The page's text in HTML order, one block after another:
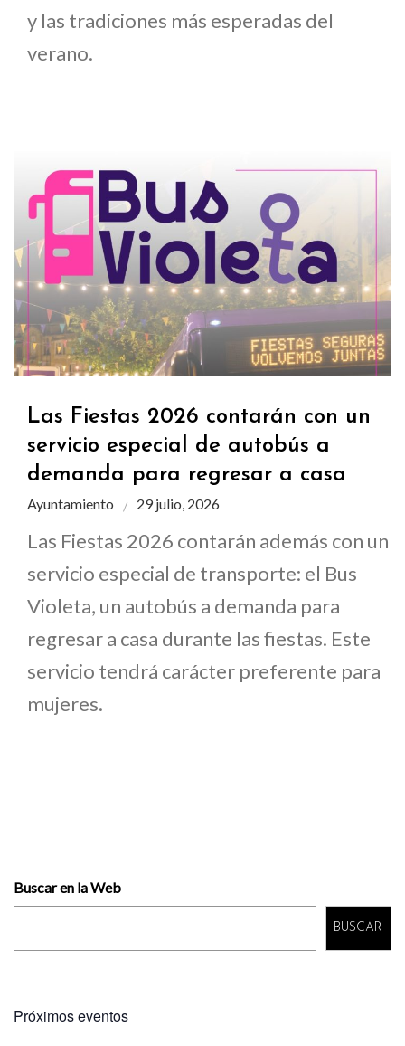
y las tradiciones más esperadas del
verano.
Las Fiestas 2026 contarán con un
servicio especial de autobús a
demanda para regresar a casa
Ayuntamiento 29 julio, 2026
Las Fiestas 2026 contarán además con un
servicio especial de transporte: el Bus
Violeta, un autobús a demanda para
regresar a casa durante las fiestas. Este
servicio tendrá carácter preferente para
mujeres.
Buscar en la Web
BUSCAR
Próximos eventos